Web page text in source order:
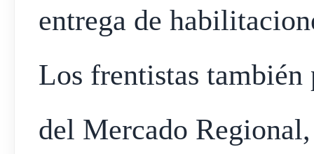
entrega de
Los frentistas también
del Mercado